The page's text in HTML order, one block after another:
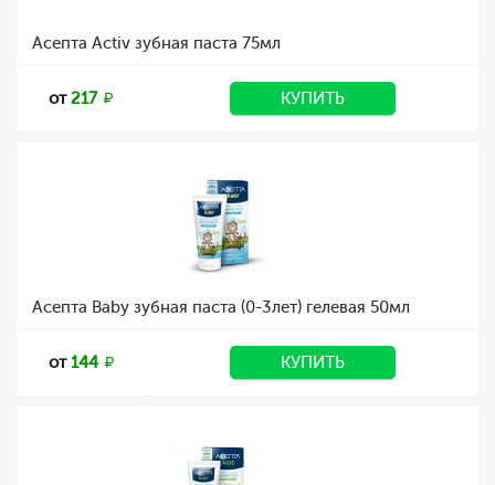
Асепта Activ зубная паста 75мл
от217 КУПИТЬ
Асепта Baby зубная паста (0-3лет) гелевая 50мл
от144 КУПИТЬ